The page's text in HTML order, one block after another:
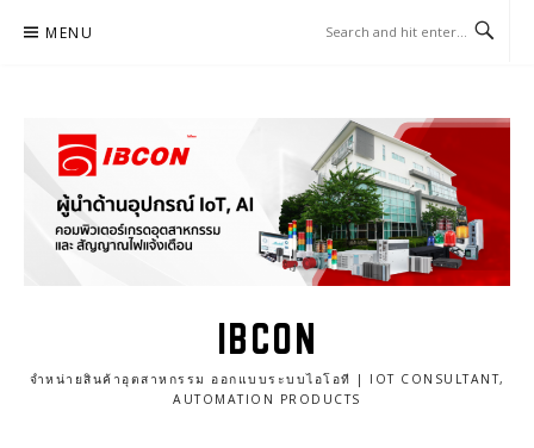
MENU
IBCON
จำหน่ายสินค้าอุตสาหกรรม ออกแบบระบบไอโอที | IOT CONSULTANT,
AUTOMATION PRODUCTS